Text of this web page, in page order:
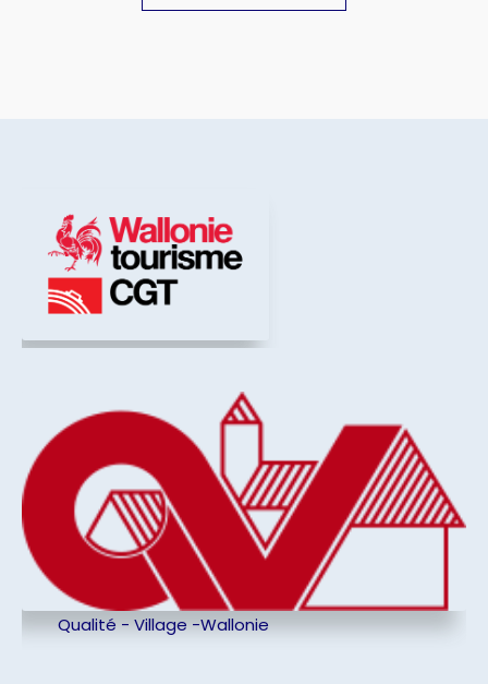
Qualité - Village -Wallonie